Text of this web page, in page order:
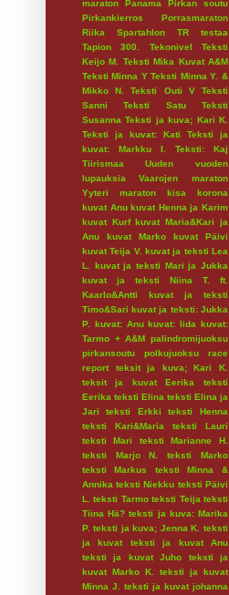
maraton Panama
Pirkan soutu
Pirkankierros
Porrasmaraton
Riika
Spartahlon
TR testaa
Tapion 300.
Tekonivel
Teksti
Keijo M.
Teksti Mika Kuvat A&M
Teksti Minna Y Teksti Minna Y. &
Mikko N.
Teksti Outi V
Teksti
Sanni
Teksti Satu
Teksti
Susanna Teksti ja kuva; Kari K.
Teksti ja kuvat: Kati
Teksti ja
kuvat: Markku I.
Teksti: Kaj
Tiirismaa
Uuden vuoden
lupauksia
Vaarojen maraton
Yyteri maraton
kisa
korona
kuvat Anu kuvat Henna ja Karim
kuvat Kurf kuvat Maria&Kari ja
Anu
kuvat Marko
kuvat Päivi
kuvat Teija V. kuvat ja teksti Lea
L.
kuvat ja teksti Mari ja Jukka
kuvat ja teksti Niina T. ft.
Kaarlo&Antti
kuvat ja teksti
Timo&Sari kuvat ja teksti: Jukka
P.
kuvat: Anu kuvat: Iida kuvat:
Tarmo + A&M palindromijuoksu
pirkansoutu
polkujuoksu
race
report
teksit ja kuva; Kari K.
teksit ja kuvat Eerika
teksti
Eerika teksti Elina teksti Elina ja
Jari
teksti Erkki
teksti Henna
teksti Kari&Maria
teksti Lauri
teksti Mari
teksti Marianne H.
teksti Marjo N.
teksti Marko
teksti Markus
teksti Minna &
Annika teksti Niekku teksti Päivi
L.
teksti Tarmo teksti Teija teksti
Tiina Hä? teksti ja kuva: Marika
P. teksti ja kuva; Jenna K.
teksti
ja kuvat
teksti ja kuvat Anu
teksti ja kuvat Juho
teksti ja
kuvat Marko K.
teksti ja kuvat
Minna J.
teksti ja kuvat johanna